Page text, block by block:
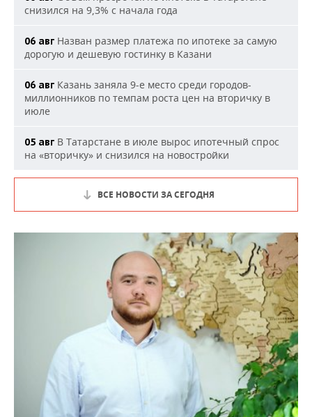
снизился на 9,3% с начала года
06 авг Назван размер платежа по ипотеке за самую
дорогую и дешевую гостинку в Казани
06 авг Казань заняла 9-е место среди городов-
миллионников по темпам роста цен на вторичку в
июле
05 авг В Татарстане в июле вырос ипотечный спрос
на «вторичку» и снизился на новостройки
ВСЕ НОВОСТИ ЗА СЕГОДНЯ